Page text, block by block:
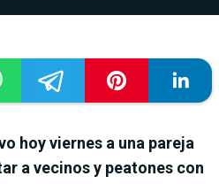
hoy viernes a una pareja
a vecinos y peatones con